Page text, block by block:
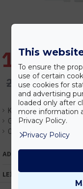
Készlet: Rendelhető
Gyártó:Kanlux
Cikkszám: EHKX24978
1.967 Ft
2.361 Ft
ADATOK
LEÍRÁS
This
To ensure the
use of certain
use cookies for
and advertising
loaded only after
more information
Privacy Policy.
Privacy Policy